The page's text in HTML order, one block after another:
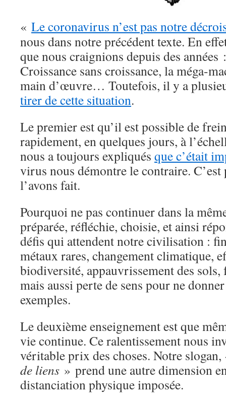
« Le coronavirus n’est pas notre
nous dans notre précédent texte. En
que nous craignions depuis des années
Croissance sans croissance, la méga-
main d’œuvre… Toutefois, il y a
tirer de cette situation.
Le premier est qu’il est possible de
rapidement, en quelques jours, à
nous a toujours expliqués que c’était
virus nous démontre le contraire. C’est
l’avons fait.
Pourquoi ne pas continuer dans la
préparée, réfléchie, choisie, et ainsi
défis qui attendent notre civilisation :
métaux rares, changement climatique,
biodiversité, appauvrissement des sols,
mais aussi perte de sens pour ne
exemples.
Le deuxième enseignement est que
vie continue. Ce ralentissement nous
véritable prix des choses. Notre
de liens » prend une autre dimension
distanciation physique imposée.